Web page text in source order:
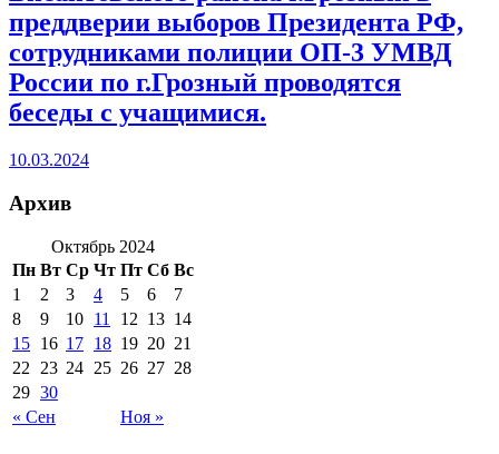
преддверии выборов Президента РФ,
сотрудниками полиции ОП-3 УМВД
России по г.Грозный проводятся
беседы с учащимися.
10.03.2024
Архив
Октябрь 2024
Пн Вт Ср Чт Пт Сб Вс
« Сен Ноя »
1 2 3 4 5 6
7
8
9 10 11 12 13 14
15 16 17 18 19 20 21
22
23 24 25 26 27 28
29 30